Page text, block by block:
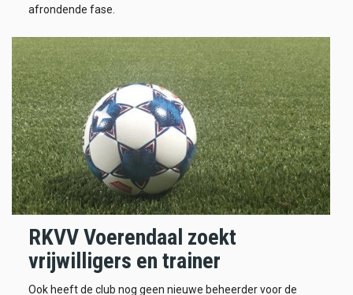
afrondende fase.
RKVV Voerendaal zoekt
vrijwilligers en trainer
Ook heeft de club nog geen nieuwe beheerder voor de